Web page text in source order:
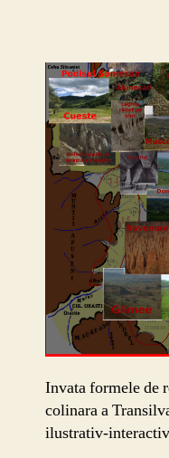
Invata formele de
colinara a
ilustrativ-